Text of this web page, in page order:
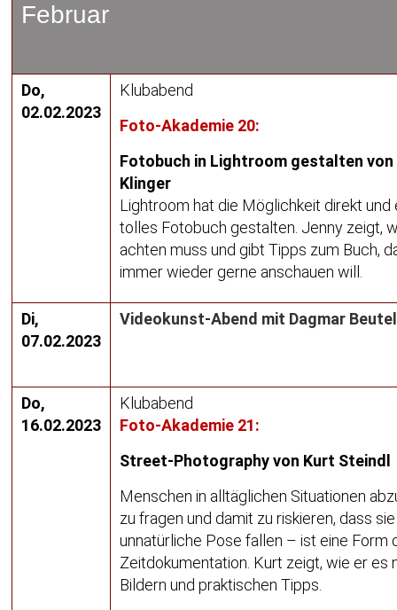
Februar
Do,
02.02.2023
Klubabend
Foto-Akademie 20:
Fotobuch in Lightroom gestalten
Klinger
Lightroom hat die Möglichkeit direkt und
tolles Fotobuch gestalten. Jenny zeigt,
achten muss und gibt Tipps zum Buch,
immer wieder gerne anschauen will.
Di,
07.02.2023
Videokunst-Abend mit Dagmar
Do,
16.02.2023
Klubabend
Foto-Akademie 21:
Street-Photography von Kurt Steindl
Menschen in alltäglichen Situationen
zu fragen und damit zu riskieren, dass
unnatürliche Pose fallen – ist eine Form
Zeitdokumentation. Kurt zeigt, wie er es
Bildern und praktischen Tipps.